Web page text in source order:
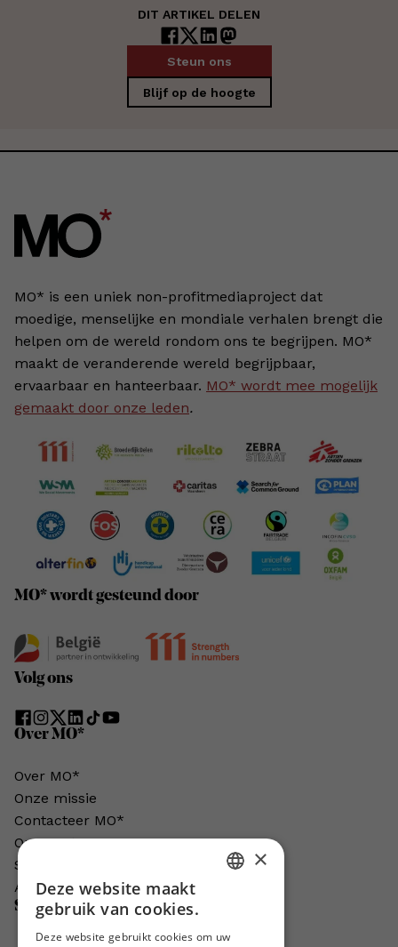
DIT ARTIKEL DELEN
Steun ons
Blijf op de hoogte
MO* is een uniek non-profitmediaproject dat
moedige, menselijke en mondiale verhalen brengt die
helpen om de wereld rondom ons te begrijpen. MO*
maakt de veranderende wereld begrijpbaar,
ervaarbaar en hanteerbaar. MO* wordt mee mogelijk
gemaakt door onze leden.
MO* wordt gesteund door
Volg ons
Over MO*
Over MO*
Onze missie
Contacteer MO*
Onze auteurs
Schrijven voor MO*?
Adverteren in MO*
Steun MO*
×
Deze website maakt
gebruik van cookies.
Deze website gebruikt cookies om uw